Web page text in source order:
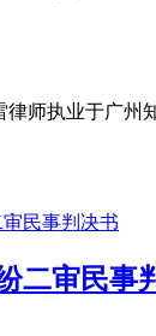
律师执业于广
二审民事